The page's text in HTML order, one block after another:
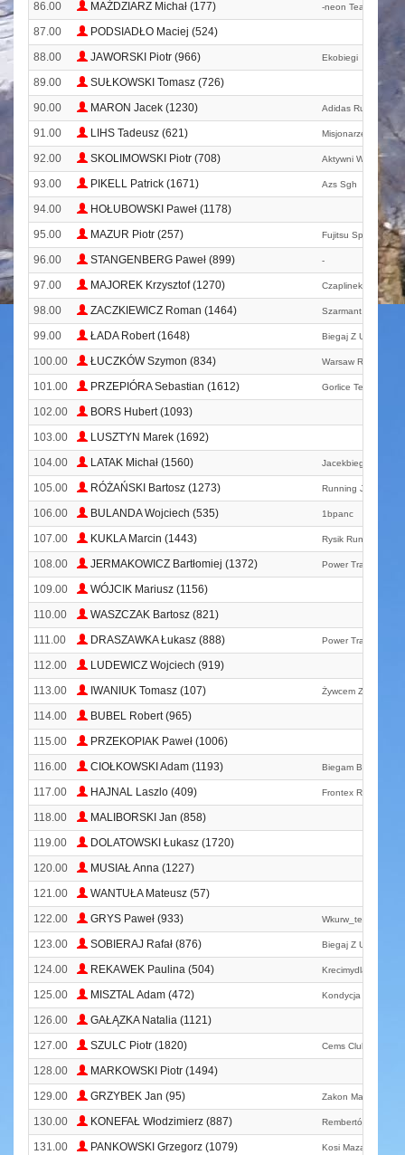
86.00 MAŹDZIARZ Michał (177) -neon Team
87.00
PODSIADŁO Maciej (524)
88.00
JAWORSKI Piotr (966) Ekobiegi
89.00
SUŁKOWSKI Tomasz (726)
90.00
MARON Jacek (1230) Adidas Runners
91.00 LIHS Tadeusz (621) Misjonarze
92.00 SKOLIMOWSKI Piotr (708) Aktywni Węgrów
93.00 PIKELL Patrick (1671) Azs Sgh
94.00
HOŁUBOWSKI Paweł (1178)
95.00
MAZUR Piotr (257) Fujitsu Sport
96.00 STANGENBERG Paweł (899) -
97.00 MAJOREK Krzysztof (1270) Czaplinek
98.00 ZACZKIEWICZ Roman (1464) Szarmant. Pl
99.00 ŁADA Robert (1648) Biegaj Z Ursusem
100.00 ŁUCZKÓW Szymon (834) Warsaw Run Club
101.00 PRZEPIÓRA Sebastian (1612) Gorlice Team
102.00
BORS Hubert (1093)
103.00
LUSZTYN Marek (1692)
104.00
LATAK Michał (1560) Jacekbiega
105.00 RÓŻAŃSKI Bartosz (1273) Running Jars
106.00 BULANDA Wojciech (535) 1bpanc
107.00 KUKLA Marcin (1443) Rysik Runners
108.00 JERMAKOWICZ Bartłomiej (1372) Power Training
109.00
WÓJCIK Mariusz (1156)
110.00
WASZCZAK Bartosz (821)
111.00
DRASZAWKA Łukasz (888) Power Training
112.00
LUDEWICZ Wojciech (919)
113.00
IWANIUK Tomasz (107) Żywcem Zabiegani
114.00
BUBEL Robert (965)
115.00
PRZEKOPIAK Paweł (1006)
116.00
CIOŁKOWSKI Adam (1193) Biegam Bo Muszę
117.00 HAJNAL Laszlo (409) Frontex Running
118.00
MALIBORSKI Jan (858)
119.00
DOLATOWSKI Łukasz (1720)
120.00
MUSIAŁ Anna (1227)
121.00
WANTUŁA Mateusz (57)
122.00
GRYS Paweł (933) Wkurw_team
123.00 SOBIERAJ Rafał (876) Biegaj Z Ursusem
124.00 REKAWEK Paulina (504) Krecimydlateosia
125.00 MISZTAL Adam (472) Kondycja
126.00
GAŁĄZKA Natalia (1121)
127.00
SZULC Piotr (1820) Cems Club
128.00
MARKOWSKI Piotr (1494)
129.00
GRZYBEK Jan (95) Zakon Marii
130.00 KONEFAŁ Włodzimierz (887) Rembertów Team
131.00 PANKOWSKI Grzegorz (1079) Kosi Mazaki Team